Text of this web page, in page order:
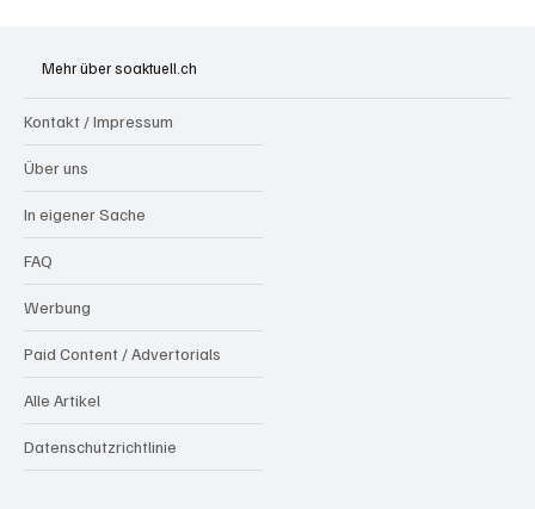
Mehr über soaktuell.ch
Kontakt / Impressum
Über uns
In eigener Sache
FAQ
Werbung
Paid Content / Advertorials
Alle Artikel
Datenschutzrichtlinie